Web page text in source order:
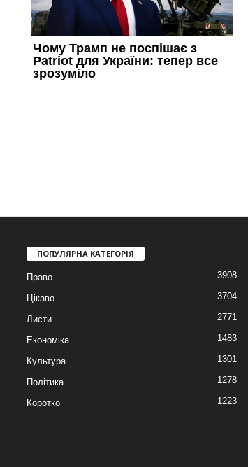
ПОПУЛЯРНА КАТЕГОРІЯ
Право 3908
Цікаво 3704
Листи 2771
Економіка 1483
Культура 1301
Політика 1278
Коротко 1223